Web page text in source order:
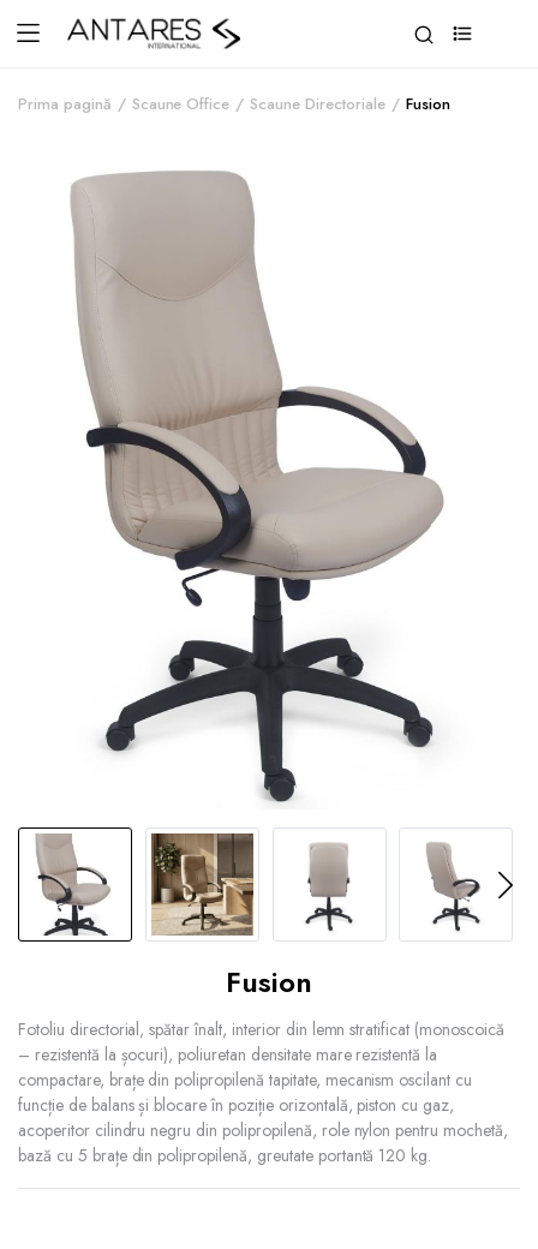
Prima pagină Scaune Office Scaune Directoriale Fusion
Fusion
Fotoliu directorial, spătar înalt, interior din lemn stratificat (monoscoică
– rezistentă la șocuri), poliuretan densitate mare rezistentă la
compactare, brațe din polipropilenă tapitate, mecanism oscilant cu
funcție de balans și blocare în poziție orizontală, piston cu gaz,
acoperitor cilindru negru din polipropilenă, role nylon pentru mochetă,
bază cu 5 brațe din polipropilenă, greutate portantă 120 kg.